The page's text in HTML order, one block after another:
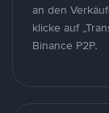
an den
klicke auf
Binance P2P.